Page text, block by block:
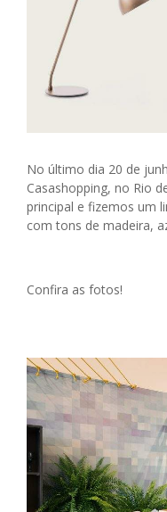
No último dia 20 de
Casashopping, no Rio
principal e fizemos um
comtons de madeira,
Confira as fotos!